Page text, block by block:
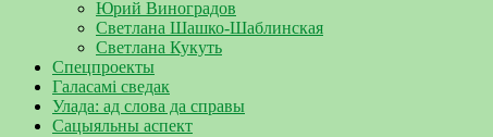
Юрий Виноградов
Светлана Шашко-Шаблинская
Светлана Кукуть
Спецпроекты
Галасамі сведак
Улада: ад слова да справы
Сацыяльны аспект